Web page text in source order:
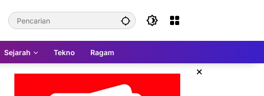
Sejarah Tekno Ragam
×